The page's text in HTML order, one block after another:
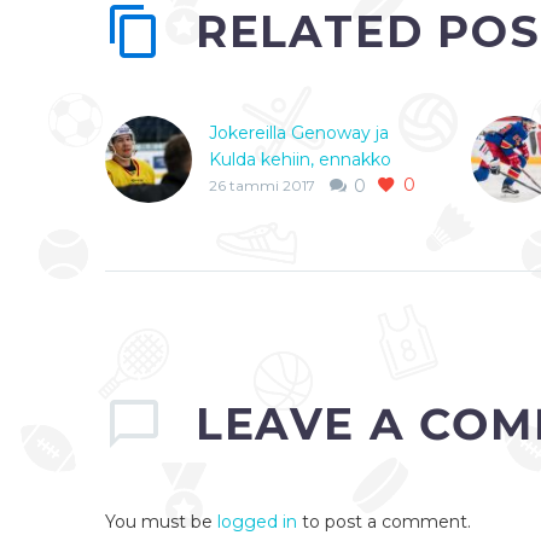
RELATED
Jokereilla Genoway ja
Kulda kehiin, ennakko
illan peliin!
takaisin
Helenius. Kuldalle peli…
0 0
26 tammi 2017
LEAVEA
You must be logged in to post a comment.